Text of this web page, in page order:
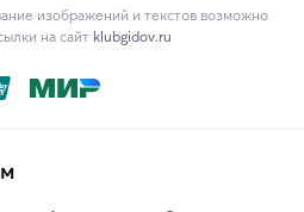
изображений и текстов возможно
на сайт klubgidov.ru